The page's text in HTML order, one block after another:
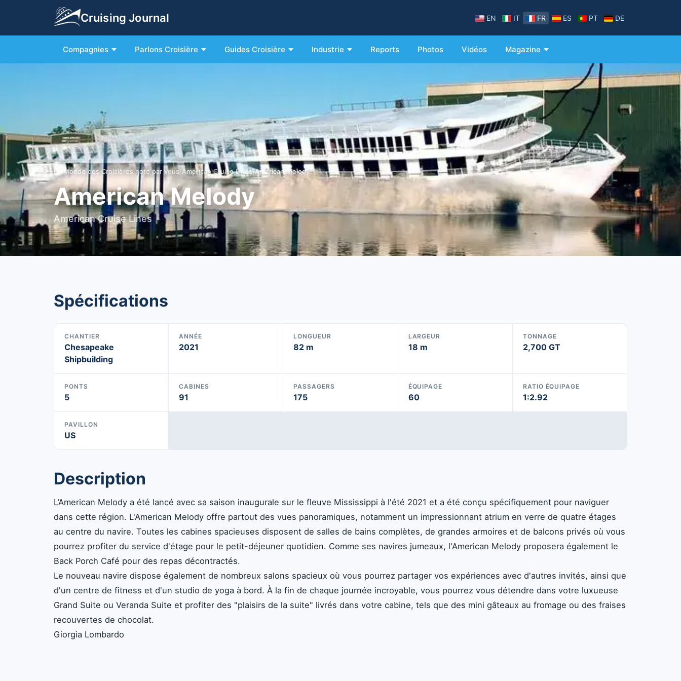
Cruising Journal EN IT FR ES PT DE
Compagnies Parlons Croisière Guides Croisière Industrie Reports Photos Vidéos Magazine
Le Monde des Croisières noté par vous/American Cruise Lines/American Melody
American Melody
American Cruise Lines
Spécifications
CHANTIER
Chesapeake
Shipbuilding
ANNÉE
2021
LONGUEUR
82 m
LARGEUR
18 m
TONNAGE
2,700 GT
PONTS
5
CABINES
91
PASSAGERS
175
ÉQUIPAGE
60
RATIO ÉQUIPAGE
1:2.92
PAVILLON
US
Description
L’American Melody a été lancé avec sa saison inaugurale sur le fleuve Mississippi à l'été 2021 et a été conçu spécifiquement pour naviguer
dans cette région. L'American Melody offre partout des vues panoramiques, notamment un impressionnant atrium en verre de quatre étages
au centre du navire. Toutes les cabines spacieuses disposent de salles de bains complètes, de grandes armoires et de balcons privés où vous
pourrez profiter du service d'étage pour le petit-déjeuner quotidien. Comme ses navires jumeaux, l'American Melody proposera également le
Back Porch Café pour des repas décontractés.
Le nouveau navire dispose également de nombreux salons spacieux où vous pourrez partager vos expériences avec d'autres invités, ainsi que
d'un centre de fitness et d'un studio de yoga à bord. À la fin de chaque journée incroyable, vous pourrez vous détendre dans votre luxueuse
Grand Suite ou Veranda Suite et profiter des "plaisirs de la suite" livrés dans votre cabine, tels que des mini gâteaux au fromage ou des fraises
recouvertes de chocolat.
Giorgia Lombardo